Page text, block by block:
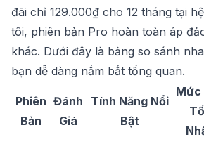
đãi chỉ 129.000₫ cho 12 tháng tại
tôi, phiên bản Pro hoàn toàn áp
khác. Dưới đây là bảng so sánh
bạn dễ dàng nắm bắt tổng quan.
Phiên
Bản
Đánh
Giá
Tính Năng Nổi
Bật
Mức